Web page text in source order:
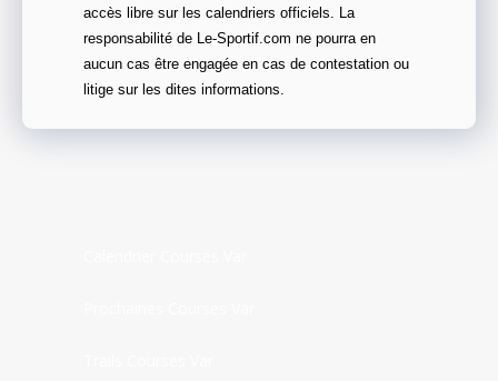
accès libre sur les calendriers officiels. La
responsabilité de Le-Sportif.com ne pourra en
aucun cas être engagée en cas de contestation ou
litige sur les dites informations.